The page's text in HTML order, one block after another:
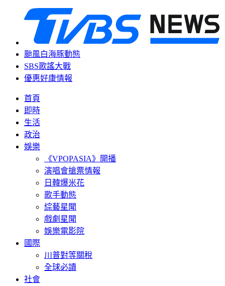
颱風白海豚動態
SBS歌謠大戰
優惠好康情報
首頁
即時
生活
政治
娛樂
《VPOPASIA》開播
演唱會搶票情報
日韓爆米花
歌手動態
綜藝星聞
戲劇星聞
娛樂電影院
國際
川普對等關稅
全球必讀
社會